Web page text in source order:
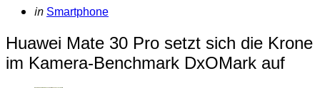
Categories
Posted
in Smartphone
Huawei Mate 30 Pro setzt sich die Krone
im Kamera-Benchmark DxOMark auf